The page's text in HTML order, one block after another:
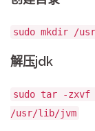
sudo mkdir /
解压jdk
sudo tar -zxvf
/usr/lib/jvm